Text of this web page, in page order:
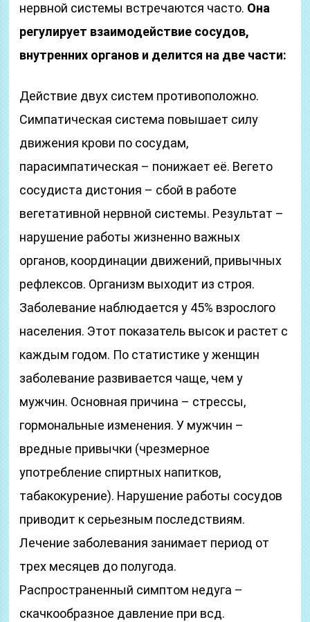
нервной системы встречаются часто. Она
регулирует взаимодействие сосудов,
внутренних органов и делится на две части:
Действие двух систем противоположно.
Симпатическая система повышает силу
движения крови по сосудам,
парасимпатическая – понижает её. Вегето
сосудиста дистония – сбой в работе
вегетативной нервной системы. Результат –
нарушение работы жизненно важных
органов, координации движений, привычных
рефлексов. Организм выходит из строя.
Заболевание наблюдается у 45% взрослого
населения. Этот показатель высок и растет с
каждым годом. По статистике у женщин
заболевание развивается чаще, чем у
мужчин. Основная причина – стрессы,
гормональные изменения. У мужчин –
вредные привычки (чрезмерное
употребление спиртных напитков,
табакокурение). Нарушение работы сосудов
приводит к серьезным последствиям.
Лечение заболевания занимает период от
трех месяцев до полугода.
Распространенный симптом недуга –
скачкообразное давление при всд.